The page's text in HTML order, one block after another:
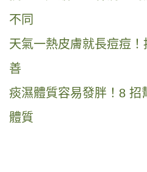
不同
天氣一熱皮膚就長痘痘
善
痰濕體質容易發胖！8 招
體質